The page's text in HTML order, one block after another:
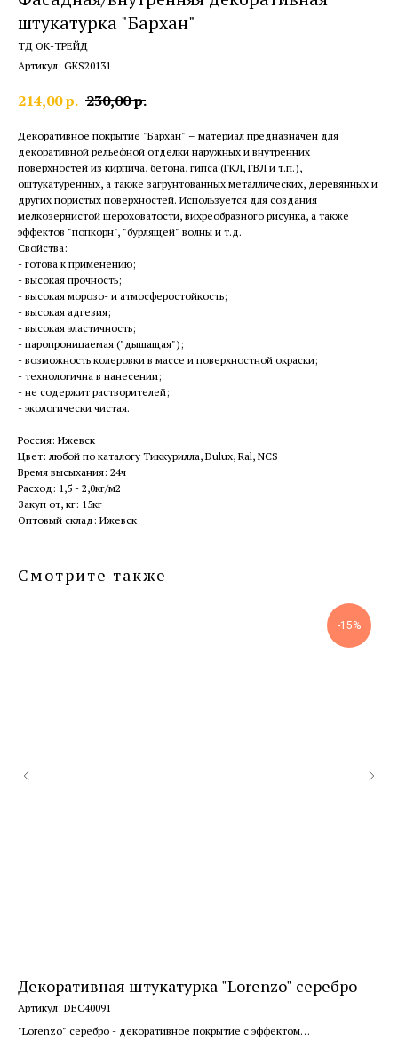
штукатурка "Бархан"
ТД ОК-ТРЕЙД
Артикул: GKS20131
214,00р. 230,00р.
Декоративное покрытие "Бархан" – материал предназначен для
декоративной рельефной отделки наружных и внутренних
поверхностей из кирпича, бетона, гипса (ГКЛ, ГВЛ и т.п.),
оштукатуренных, а также загрунтованных металлических, деревянных и
других пористых поверхностей. Используется для создания
мелкозернистой шероховатости, вихреобразного рисунка, а также
эффектов "попкорн", "бурлящей" волны и т.д.
Свойства:
- готова к применению;
- высокая прочность;
- высокая морозо- и атмосферостойкость;
- высокая адгезия;
- высокая эластичность;
- паропроницаемая ("дышащая");
- возможность колеровки в массе и поверхностной окраски;
- технологична в нанесении;
- не содержит растворителей;
- экологически чистая.
Россия: Ижевск
Цвет: любой по каталогу Тиккурилла, Dulux, Ral, NCS
Время высыхания: 24ч
Расход: 1,5 - 2,0кг/м2
Закуп от, кг: 15кг
Оптовый склад: Ижевск
Смотрите также
-15%
Декоративная штукатурка "Lorenzo" серебро
Артикул: DEC40091
"Lorenzo" серебро - декоративное покрытие с эффектом